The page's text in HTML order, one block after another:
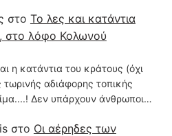
στο Το λες και κατάντια
στο λόφο Κολωνού
η κατάντια του κράτους (όχι
αδιάφορης τοπικής
Δεν υπάρχουν άνθρωποι…
στο Οι αέρηδες των